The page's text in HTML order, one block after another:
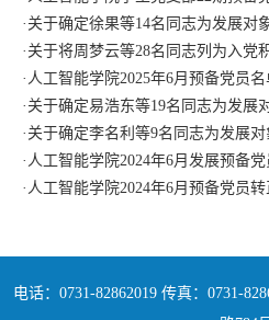
· 关于确定徐果等14名同志为发展对
· 关于将周梦云等28名同志列为入党
· 人工智能学院2025年6月预备党员
· 关于确定易浩东等19名同志为发展
· 关于确定李名利等9名同志为发展
· 人工智能学院2024年6月发展预备
· 人工智能学院2024年6月预备党员
电话：0731-82862019 传真：0731-